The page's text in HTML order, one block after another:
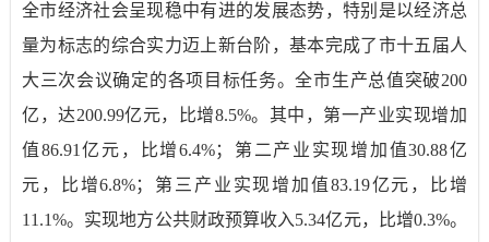
全市经济社会呈现稳中有进的发展态势，特别是以经济总
量为标志的综合实力迈上新台阶，基本完成了市十五届人
大三次会议确定的各项目标任务。全市生产总值突破200
亿，达200.99亿元，比增8.5%。其中，第一产业实现增加
值86.91 亿元，比增6.4%；第二产业实现增加值30.88亿
元，比增6.8%；第三产业实现增加值83.19亿元，比增
11.1%。实现地方公共财政预算收入5.34亿元，比增0.3%。